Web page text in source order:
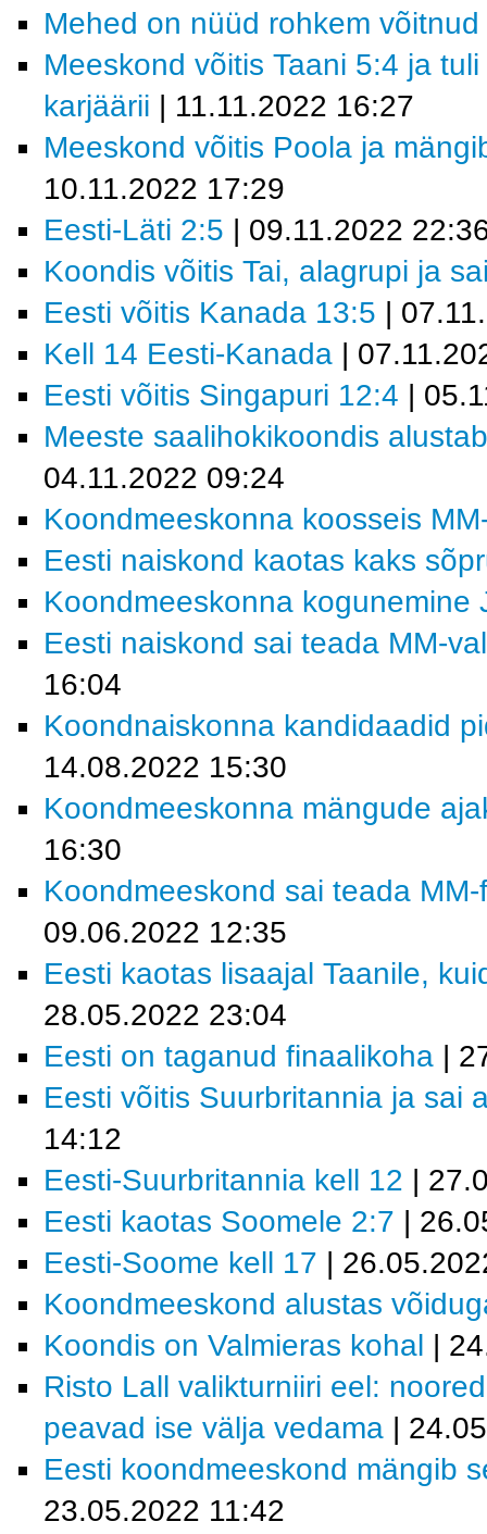
Mehed on nüüd rohkem
Meeskond võitis Taani 5:4 ja
karjäärii | 11.11.2022 16:27
Meeskond võitis Poola ja
10.11.2022 17:29
Eesti-Läti 2:5 | 09.11.2022
Koondis võitis Tai, alagrupi ja
Eesti võitis Kanada 13:5 |
Kell 14 Eesti-Kanada |
Eesti võitis Singapuri 12:4 |
Meeste saalihokikoondis
04.11.2022 09:24
Koondmeeskonna koosseis
Eesti naiskond kaotas kaks
Koondmeeskonna kogunemine
Eesti naiskond sai teada MM-
16:04
Koondnaiskonna kandidaadid
14.08.2022 15:30
Koondmeeskonna mängude
16:30
Koondmeeskond sai teada
09.06.2022 12:35
Eesti kaotas lisaajal Taanile,
28.05.2022 23:04
Eesti on taganud finaalikoha |
Eesti võitis Suurbritannia ja sai
14:12
Eesti-Suurbritannia kell 12 |
Eesti kaotas Soomele 2:7 |
Eesti-Soome kell 17 |
Koondmeeskond alustas
Koondis on Valmieras kohal |
Risto Lall valikturniiri eel:
peavad ise välja vedama |
Eesti koondmeeskond mängib
23.05.2022 11:42